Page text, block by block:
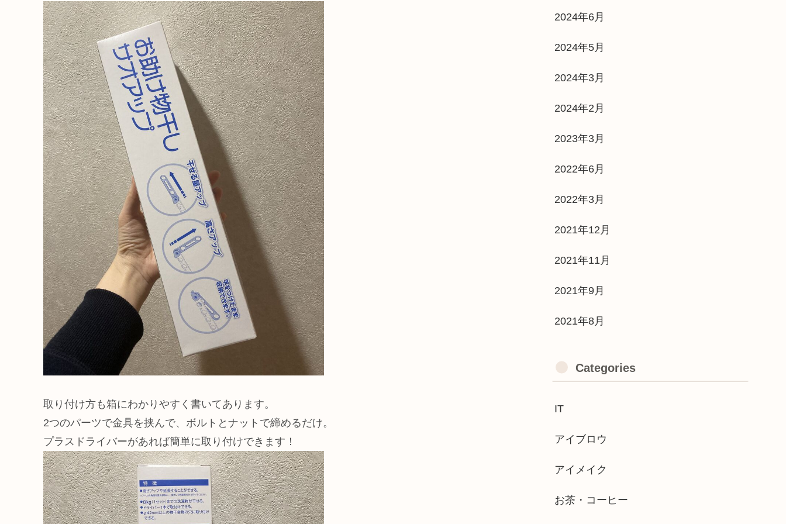
取り付け方も箱にわかりやすく書いてあります。
2つのパーツで金具を挟んで、ボルトとナットで締めるだけ。
プラスドライバーがあれば簡単に取り付けできます！
2024年6月
2024年5月
2024年3月
2024年2月
2023年3月
2022年6月
2022年3月
2021年12月
2021年11月
2021年9月
2021年8月
Categories
IT
アイブロウ
アイメイク
お茶・コーヒー